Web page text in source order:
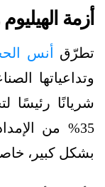
أزمة
تطرّق أنس
وتداعياتها
شريانًا رئيسًا
35% من
بشكل كبير،